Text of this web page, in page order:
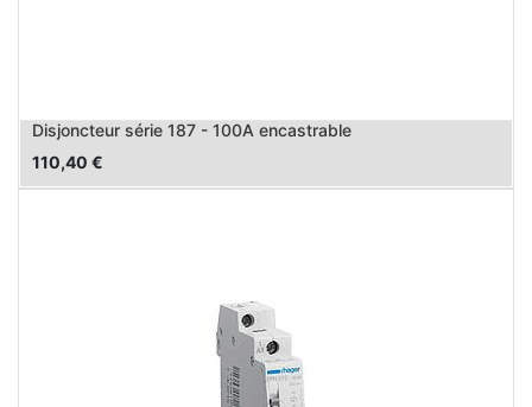
Disjoncteur série 187 - 100A encastrable
110,40 €